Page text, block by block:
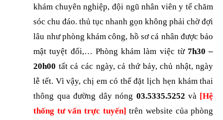
khám chuyên nghiệp, đội ngũ nhân viên y tế chăm
sóc chu đáo. thủ tục nhanh gọn không phải chờ đợi
lâu như phòng khám công, hồ sơ cá nhân được bảo
mật tuyệt đối,… Phòng khám làm việc từ7h30 –
20h00 tất cả các ngày, cả thứ bảy, chủ nhật, ngày
lễ tết. Vì vậy, chị em có thể đặt lịch hẹn khám thai
thông qua đường dây nóng 03.5335.5252 và [Hệ
thống tư vấn trực tuyến] trên website của phòng